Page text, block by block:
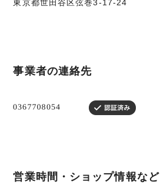
東京都世田谷区弦巻3-17-24
事業者の連絡先
営業時間・ショップ情報など